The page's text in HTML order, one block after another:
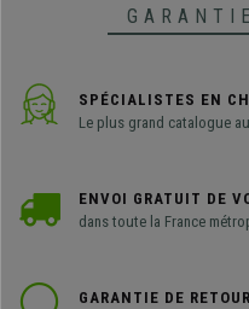
SPÉCIALISTES EN
Le plus grand catalogue
ENVOI GRATUIT DE
dans toute la France
GARANTIE DE RETOUR